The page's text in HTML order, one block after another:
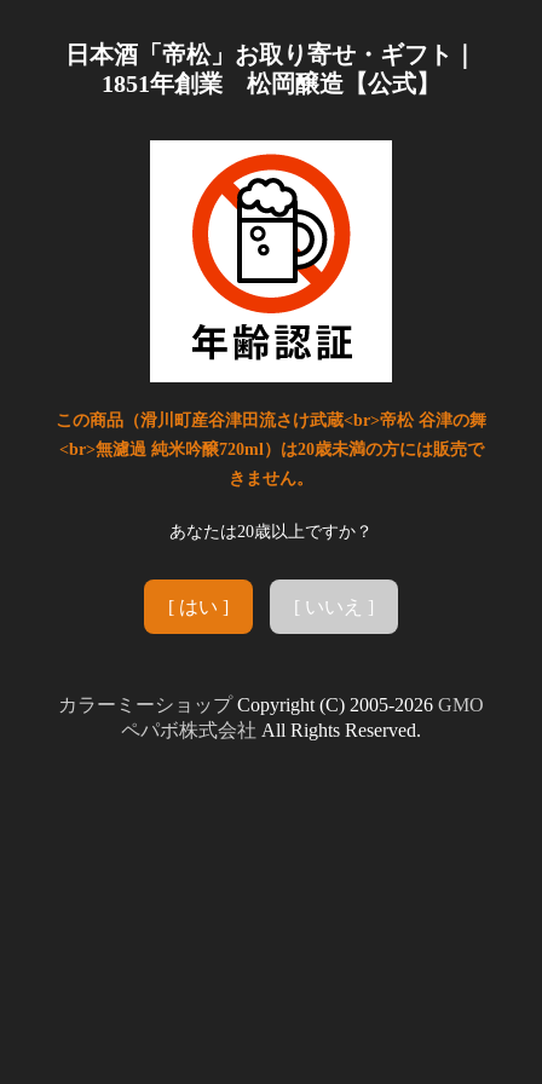
日本酒「帝松」お取り寄せ・ギフト｜
1851年創業 松岡醸造【公式】
この商品（滑川町産谷津田流さけ武蔵<br>帝松 谷津の舞
<br>無濾過 純米吟醸720ml）は20歳未満の方には販売で
きません。
あなたは20歳以上ですか？
[ はい ] [ いいえ ]
カラーミーショップCopyright (C) 2005-2026 GMO
ペパボ株式会社 All Rights Reserved.